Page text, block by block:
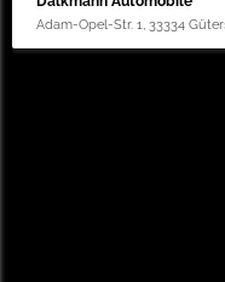
Adam-Opel-Str. 1, 33334